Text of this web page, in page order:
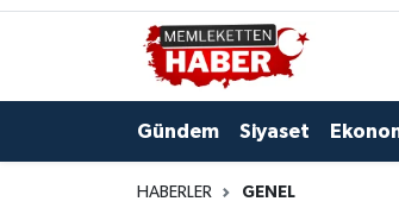
Gündem Siyaset
HABERLER GENEL